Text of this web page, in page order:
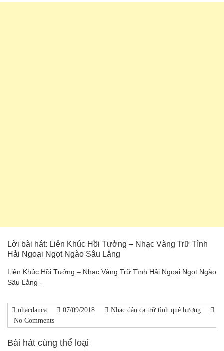
Lời bài hát: Liên Khúc Hồi Tưởng – Nhạc Vàng Trữ Tình
Hải Ngoại Ngọt Ngào Sâu Lắng
Liên Khúc Hồi Tưởng – Nhạc Vàng Trữ Tình Hải Ngoại Ngọt Ngào
Sâu Lắng -
nhacdanca 07/09/2018
Nhạc dân ca trữ tình quê hương
No Comments
Bài hát cùng thể loại